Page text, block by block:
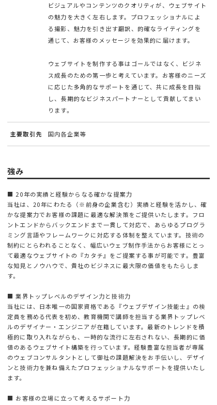
ビジュアルやコンテンツのクオリティが、ウェブサイト
の魅力を大きく左右します。プロフェッショナルによ
る撮影、魅力を引き出す翻訳、的確なライティングを
通じて、お客様のメッセージを効果的に届けます。
ウェブサイトを制作する事はゴールではなく、ビジネ
ス成長のための第一歩と考えています。お客様のニーズ
に応じた多角的なサポートを通じて、共に成長を目指
し、長期的なビジネスパートナーとして貢献してまい
ります。
主要取引先 国内各企業等
強み
■ 20年の実績と経験からなる確かな提案力
当社は、20年にわたる（※前身の企業含む）実績と経験を活かし、確
かな提案力でお客様の課題に最適な解決策をご提供いたします。フロ
ントエンドからバックエンドまで一貫して対応で、あらゆるプログラ
ミング言語やフレームワークに対応する体制を整えています。技術の
制約にとらわれることなく、幅広いウェブ制作手法からお客様にとっ
て最適なウェブサイトの『カタチ』をご提案する事が可能です。豊富
な知見とノウハウで、貴社のビジネスに最大限の価値をもたらしま
す。
■ 業界トップレベルのデザイン力と技術力
当社には、日本唯一の国家資格である『ウェブデザイン技能士』の検
定員を務める代表を初め、教育機関で講師を担当する業界トップレベ
ルのデザイナー・エンジニアが在籍しています。最新のトレンドを積
極的に取り入れながらも、一時的な流行に左右されない、長期的に価
値のあるウェブサイト構築を行っています。経験豊富な担当者が専属
のウェブコンサルタントとして御社の課題解決をお手伝いし、デザイ
ンと技術力を兼ね備えたプロフェッショナルなサポートを提供いたし
ます。
■ お客様の立場に立って考えるサポート力